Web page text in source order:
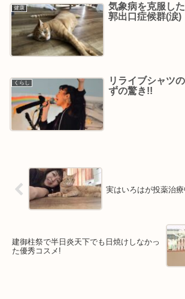
健康
気象病を克服し
郭出口症候群(涙)
くらし
リライブシャツ
ずの驚き!!
実はいろはが投薬治
建御柱祭で半日炎天下でも日焼けしなかっ
た優秀コスメ!